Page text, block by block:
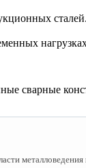
сталей.
сварные